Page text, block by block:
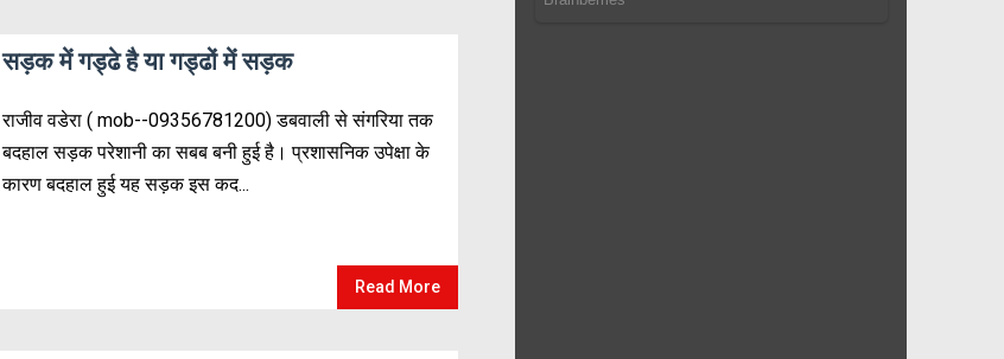
सड़क में गड्ढे है या गड्ढों में सड़क
राजीव वडेरा ( mob--09356781200) डबवाली से संगरिया तक
बदहाल सड़क परेशानी का सबब बनी हुई है। प्रशासनिक उपेक्षा के
कारण बदहाल हुई यह सड़क इस कद...
Read More